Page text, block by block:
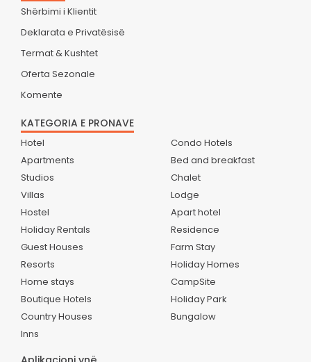
Shërbimi i Klientit
Deklarata e Privatësisë
Termat & Kushtet
Oferta Sezonale
Komente
KATEGORIA E PRONAVE
Hotel
Apartments
Studios
Villas
Hostel
Holiday Rentals
Guest Houses
Resorts
Home stays
Boutique Hotels
Country Houses
Inns
Condo Hotels
Bed and breakfast
Chalet
Lodge
Apart hotel
Residence
Farm Stay
Holiday Homes
CampSite
Holiday Park
Bungalow